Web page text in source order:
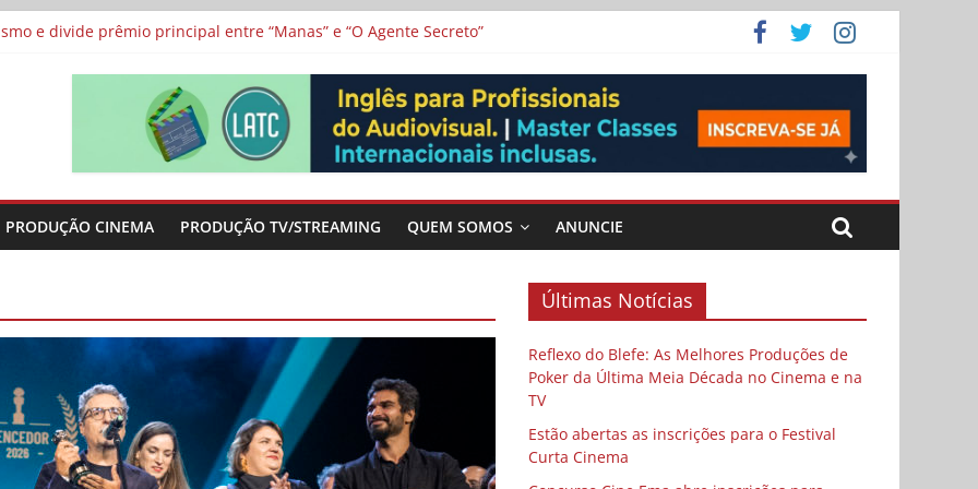
adaptação brasileira de série argentina para o cinema
Poker da Última Meia Década no Cinema e na TV
Cinema
de escolas públicas
PRODUÇÃO CINEMA PRODUÇÃO TV/STREAMING QUEM SOMOS ANUNCIE
Últimas Notícias
Reflexo do Blefe: As Melhores Produções de
Poker da Última Meia Década no Cinema e na
TV
Estão abertas as inscrições para o Festival
Curta Cinema